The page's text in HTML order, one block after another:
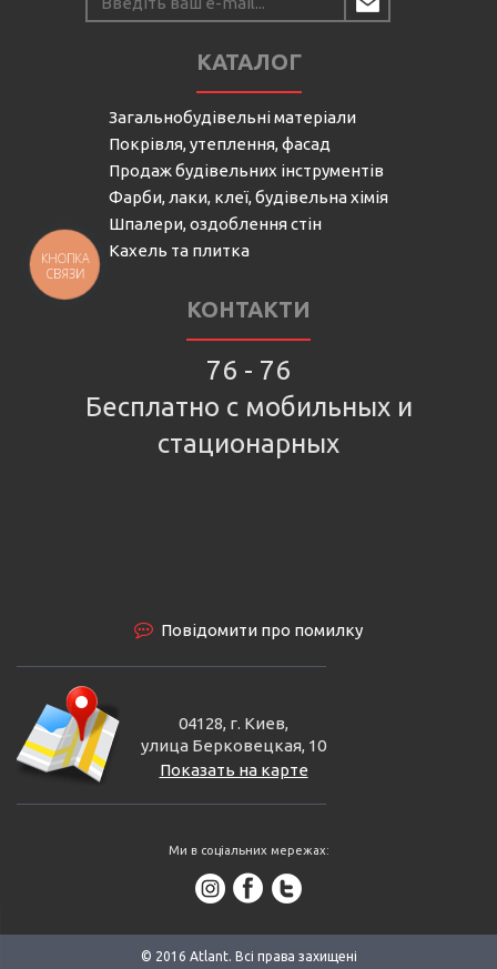
КАТАЛОГ
Загальнобудівельні матеріали
Покрівля, утеплення, фасад
Продаж будівельних інструментів
Фарби, лаки, клеї, будівельна хімія
Шпалери, оздоблення стін
Кахель та плитка
КОНТАКТИ
76 - 76
Бесплатно с мобильных и
стационарных
Повідомити про помилку
04128, г. Киев,
улица Берковецкая, 10
Показать на карте
Ми в соціальних мережах:
© 2016 Аtlant. Всі права захищені
КНОПКА
СВЯЗИ